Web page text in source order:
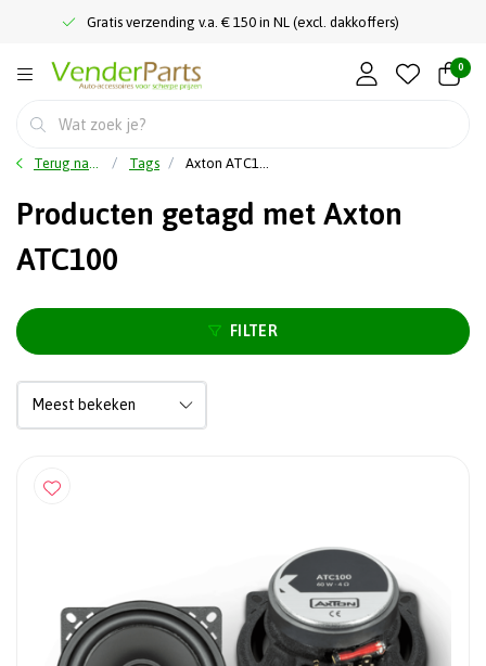
Gratis verzending v.a. € 150 in NL (excl. dakkoffers)
0
Terug naar home Tags Axton ATC100
Producten getagd met Axton
ATC100
FILTER